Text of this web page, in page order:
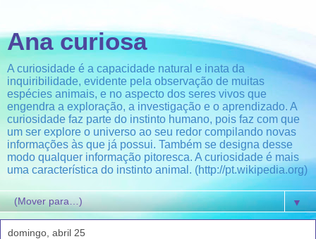
Ana curiosa
A curiosidade é a capacidade natural e inata da
inquiribilidade, evidente pela observação de muitas
espécies animais, e no aspecto dos seres vivos que
engendra a exploração, a investigação e o aprendizado. A
curiosidade faz parte do instinto humano, pois faz com que
um ser explore o universo ao seu redor compilando novas
informações às que já possui. Também se designa desse
modo qualquer informação pitoresca. A curiosidade é mais
uma característica do instinto animal. (http://pt.wikipedia.org)
▼
domingo, abril 25